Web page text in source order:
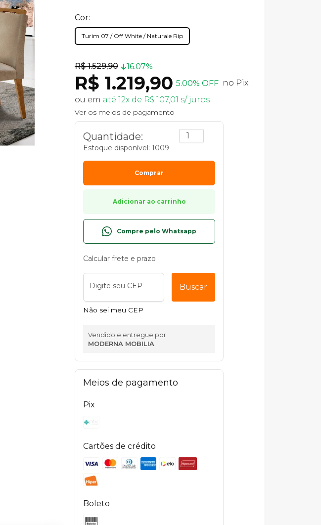
Cor:
Turim 07 / Off White / Naturale Rip
R$ 1.529,90 16.07%
R$ 1.219,90 5.00% OFF no Pix
ou em até 12x de R$ 107,01 s/ juros
Ver os meios de pagamento
Quantidade:
Estoque disponível: 1009
Comprar
Adicionar ao carrinho
Compre pelo Whatsapp
Calcular frete e prazo
Digite seu CEP Buscar
Não sei meu CEP
Vendido e entregue por
MODERNA MOBILIA
Meios de pagamento
Pix
Cartões de crédito
Boleto